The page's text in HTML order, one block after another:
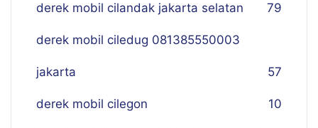
derek mobil cilandak jakarta selatan 79
derek mobil ciledug 081385550003
jakarta 57
derek mobil cilegon 10